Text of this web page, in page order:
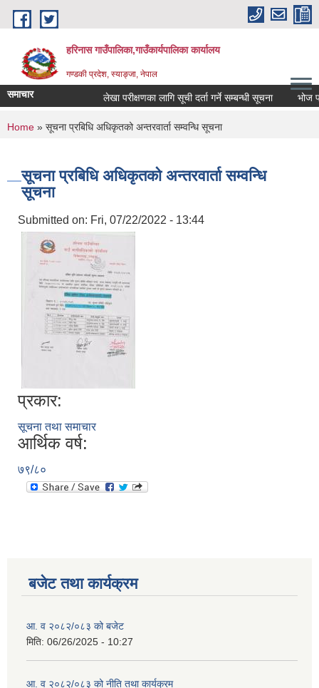
Skip to main content
हरिनास गाउँपालिका,गाउँकार्यपालिका कार्यालय
गण्डकी प्रदेश, स्याङ्जा, नेपाल
समाचार लेखा परीक्षणका लागि सूची दर्ता गर्ने सम्बन्धी सूचना भोज
You are here
Home » सूचना प्रबिधि अधिकृतको अन्तरवार्ता सम्वन्धि सूचना
सूचना प्रबिधि अधिकृतको अन्तरवार्ता सम्वन्धि
सूचना
Submitted on: Fri, 07/22/2022 - 13:44
प्रकार:
सूचना तथा समाचार
आर्थिक वर्ष:
७९/८०
बजेट तथा कार्यक्रम
आ. व २०८२/०८३ को बजेट
मिति: 06/26/2025 - 10:27
आ. व २०८२/०८३ को नीति तथा कार्यक्रम